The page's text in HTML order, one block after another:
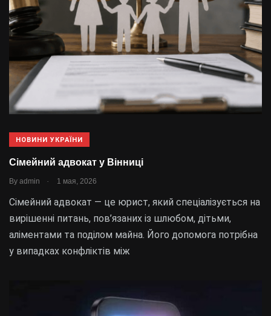
НОВИНИ УКРАЇНИ
Сімейний адвокат у Вінниці
By admin . 1 мая, 2026
Сімейний адвокат — це юрист, який спеціалізується на
вирішенні питань, пов’язаних із шлюбом, дітьми,
аліментами та поділом майна. Його допомога потрібна
у випадках конфліктів між